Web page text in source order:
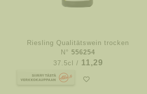
Riesling Qualitätswein trocken
N° 556254
37.5cl / 11,29